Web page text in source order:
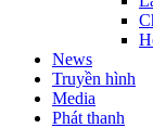
News
Truyền hình
Media
Phát thanh